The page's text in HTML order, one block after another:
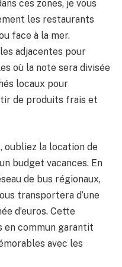
ces zones, je vous
les restaurants
face à la mer.
adjacentes pour
où la note sera divisée
locaux pour
de produits frais et
oubliez la location de
budget vacances. En
de bus régionaux,
transportera d’une
d’euros. Cette
en commun garantit
avec les